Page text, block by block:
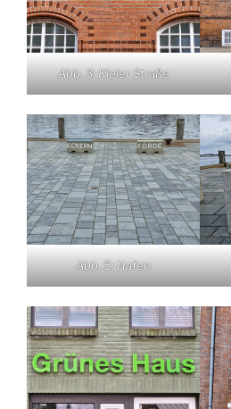
Abb. 3: Kieler Straße
Abb. 5: Hafen